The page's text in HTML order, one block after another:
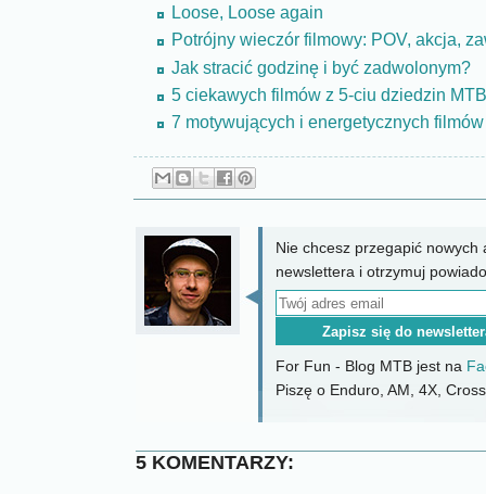
Loose, Loose again
Potrójny wieczór filmowy: POV, akcja,
Jak stracić godzinę i być zadwolonym?
5 ciekawych filmów z 5-ciu dziedzin
7 motywujących i energetycznych
Nie chcesz przegapić nowych
newslettera i otrzymuj
For Fun - Blog MTB jest na
Piszę o Enduro, AM, 4X,
5 KOMENTARZY: